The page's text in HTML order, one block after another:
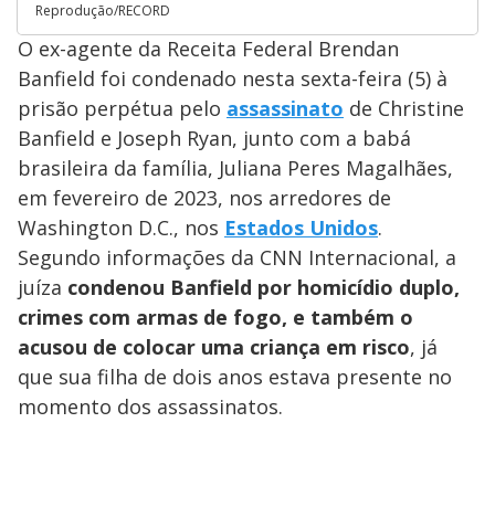
Reprodução/RECORD
O ex-agente da Receita Federal Brendan
Banfield foi condenado nesta sexta-feira (5) à
prisão perpétua pelo assassinato de Christine
Banfield e Joseph Ryan, junto com a babá
brasileira da família, Juliana Peres Magalhães,
em fevereiro de 2023, nos arredores de
Washington D.C., nos Estados Unidos.
Segundo informações da CNN Internacional, a
juíza condenou Banfield por homicídio duplo,
crimes com armas de fogo, e também o
acusou de colocar uma criança em risco, já
que sua filha de dois anos estava presente no
momento dos assassinatos.